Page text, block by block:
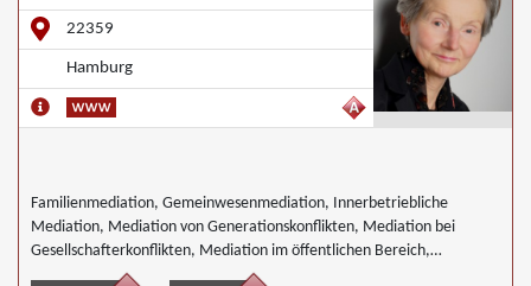
22359
Hamburg
Familienmediation, Gemeinwesenmediation, Innerbetriebliche
Mediation, Mediation von Generationskonflikten, Mediation bei
Gesellschafterkonflikten, Mediation im öffentlichen Bereich,
Mediation bei Team- und Gruppenkonflikten,